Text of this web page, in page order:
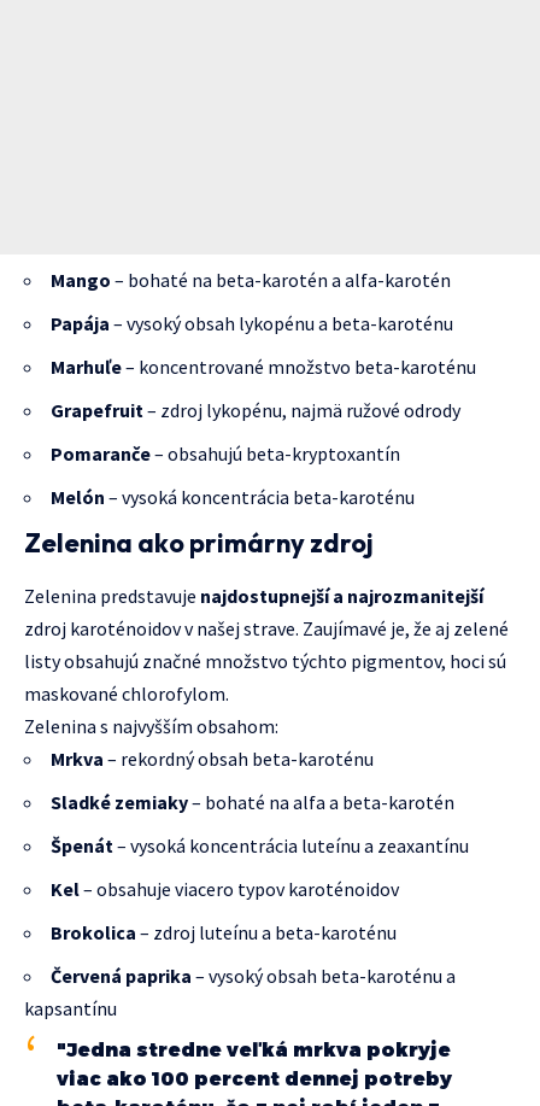
Mango – bohaté na beta-karotén a alfa-karotén
Papája – vysoký obsah lykopénu a beta-karoténu
Marhuľe– koncentrované množstvo beta-karoténu
Grapefruit – zdroj lykopénu, najmä ružové odrody
Pomaranče– obsahujú beta-kryptoxantín
Melón – vysoká koncentrácia beta-karoténu
Zelenina ako primárny zdroj
Zelenina predstavuje najdostupnejší a najrozmanitejší
zdroj karoténoidov v našej strave. Zaujímavé je, že aj zelené
listy obsahujú značné množstvo týchto pigmentov, hoci sú
maskované chlorofylom.
Zelenina s najvyšším obsahom:
Mrkva – rekordný obsah beta-karoténu
Sladké zemiaky– bohaté na alfa a beta-karotén
Špenát– vysoká koncentrácia luteínu a zeaxantínu
Kel– obsahuje viacero typov karoténoidov
Brokolica – zdroj luteínu a beta-karoténu
Červená paprika – vysoký obsah beta-karoténu a
kapsantínu
"Jedna stredne veľká mrkva pokryje
viac ako 100 percent dennej potreby